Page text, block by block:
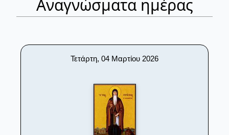
Αναγνώσματα ημέρας
Τετάρτη, 04 Μαρτίου 2026